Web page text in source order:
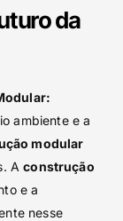
da
ambiente e a
modular
Aconstrução
e a
nesse